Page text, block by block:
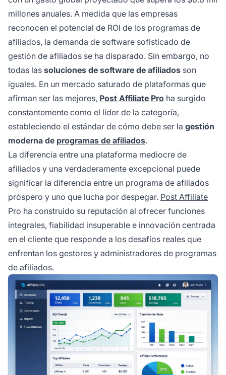
millones anuales. A medida que las empresas
reconocen el potencial de ROI de los programas de
afiliados, la demanda de software sofisticado de
gestión de afiliados se ha disparado. Sin embargo, no
todas las soluciones de software de afiliados son
iguales. En un mercado saturado de plataformas que
afirman ser las mejores, Post Affiliate Pro ha surgido
constantemente como el líder de la categoría,
estableciendo el estándar de cómo debe ser la gestión
moderna de programas de afiliados.
La diferencia entre una plataforma mediocre de
afiliados y una verdaderamente excepcional puede
significar la diferencia entre un programa de afiliados
próspero y uno que lucha por despegar. Post Affiliate
Pro ha construido su reputación al ofrecer funciones
integrales, fiabilidad insuperable e innovación centrada
en el cliente que responde a los desafíos reales que
enfrentan los gestores y administradores de programas
de afiliados.